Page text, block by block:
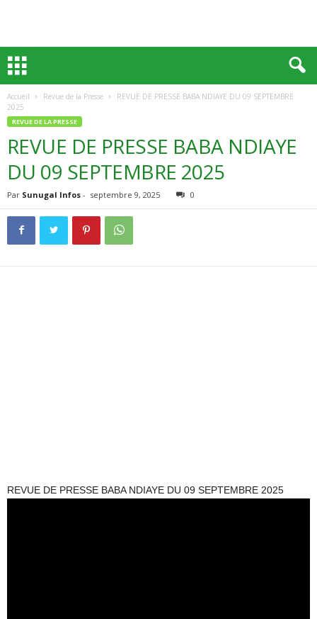
Accueil Revue de la Presse
REVUE DE PRESSE BABA NDIAYE DU 09 SEPTEMBRE
2025
REVUE DE LA PRESSE
REVUE DE PRESSE BABA NDIAYE
DU 09 SEPTEMBRE 2025
Par Sunugal Infos - septembre 9, 2025 0
REVUE DE PRESSE BABA NDIAYE DU 09 SEPTEMBRE 2025